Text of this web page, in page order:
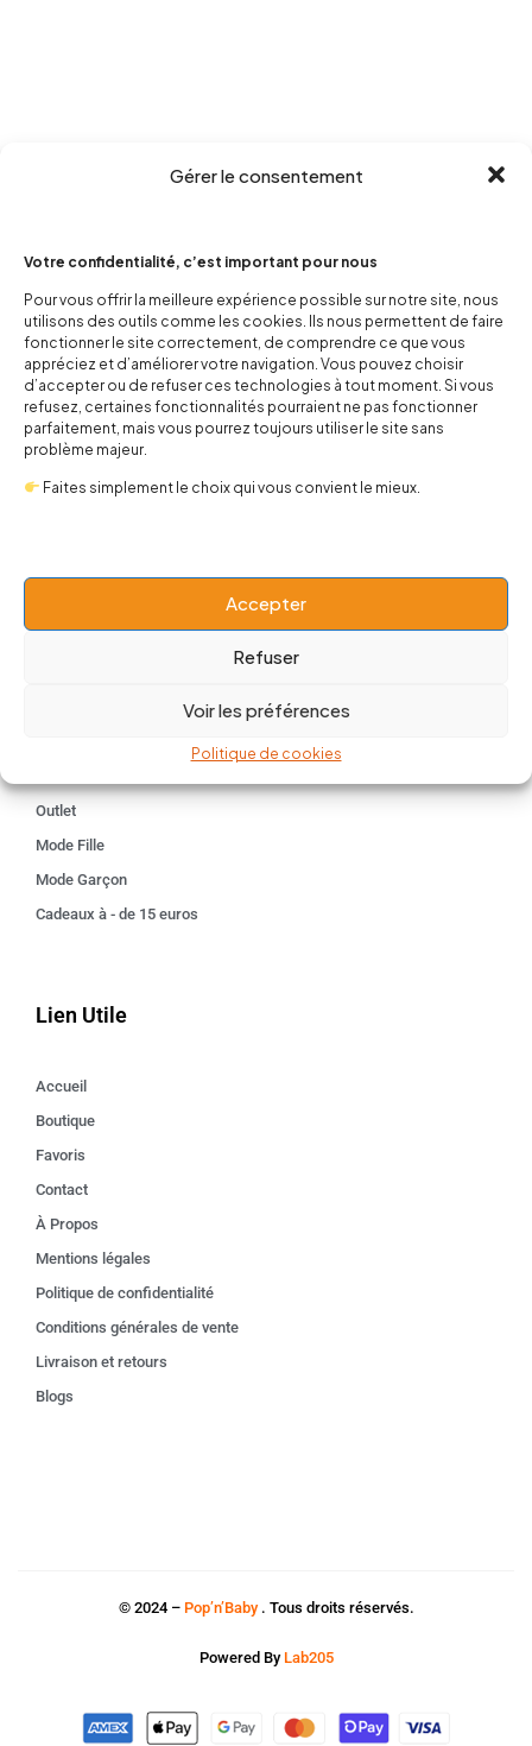
Gérer le consentement
Votre confidentialité, c’est important pour nous
Pour vous offrir la meilleure expérience possible sur notre site, nous
utilisons des outils comme les cookies. Ils nous permettent de faire
fonctionner le site correctement, de comprendre ce que vous
appréciez et d’améliorer votre navigation. Vous pouvez choisir
d’accepter ou de refuser ces technologies à tout moment. Si vous
refusez, certaines fonctionnalités pourraient ne pas fonctionner
parfaitement, mais vous pourrez toujours utiliser le site sans
problème majeur.
Faites simplement le choix qui vous convient le mieux.
Accepter
Refuser
Voir les préférences
Politique de cookies
contact@popnbaby.com
+33 01 64 62 14 89
Follow us
Outlet
Mode Fille
Mode Garçon
Cadeaux à - de 15 euros
Lien Utile
Accueil
Boutique
Favoris
Contact
À Propos
Mentions légales
Politique de confidentialité
Conditions générales de vente
Livraison et retours
Blogs
© 2024 – Pop’n’Baby. Tous droits réservés.
Powered By Lab205